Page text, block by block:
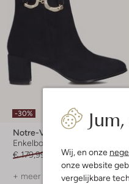
Wij, en onze
onze website
vergelijkbare
-30%
Notre-V
Enkelboots
€ 179,99
€ 125,99
+ meer kleuren